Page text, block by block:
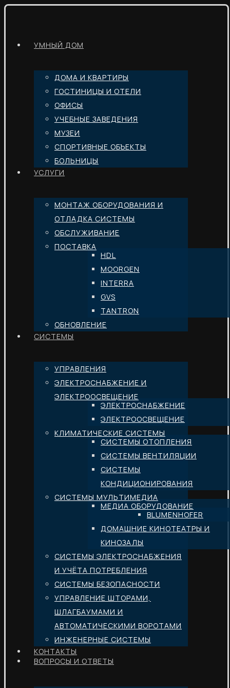
УМНЫЙ ДОМ
ДОМА И КВАРТИРЫ
ГОСТИНИЦЫ И ОТЕЛИ
ОФИСЫ
УЧЕБНЫЕ ЗАВЕДЕНИЯ
МУЗЕИ
СПОРТИВНЫЕ ОБЪЕКТЫ
БОЛЬНИЦЫ
УСЛУГИ
МОНТАЖ ОБОРУДОВАНИЯ И
ОТЛАДКА СИСТЕМЫ
ОБСЛУЖИВАНИЕ
ПОСТАВКА
HDL
MOORGEN
INTERRA
GVS
TANTRON
ОБНОВЛЕНИЕ
СИСТЕМЫ
УПРАВЛЕНИЯ
ЭЛЕКТРОСНАБЖЕНИЕ И
ЭЛЕКТРООСВЕЩЕНИЕ
ЭЛЕКТРОСНАБЖЕНИЕ
ЭЛЕКТРООСВЕЩЕНИЕ
КЛИМАТИЧЕСКИЕ СИСТЕМЫ
СИСТЕМЫ ОТОПЛЕНИЯ
СИСТЕМЫ ВЕНТИЛЯЦИИ
СИСТЕМЫ
КОНДИЦИОНИРОВАНИЯ
СИСТЕМЫ МУЛЬТИМЕДИА
МЕДИА ОБОРУДОВАНИЕ
BLUMENHOFER
ДОМАШНИЕ КИНОТЕАТРЫ И
КИНОЗАЛЫ
СИСТЕМЫ ЭЛЕКТРОСНАБЖЕНИЯ
И УЧЁТА ПОТРЕБЛЕНИЯ
СИСТЕМЫ БЕЗОПАСНОСТИ
УПРАВЛЕНИЕ ШТОРАМИ,
ШЛАГБАУМАМИ И
АВТОМАТИЧЕСКИМИ ВОРОТАМИ
ИНЖЕНЕРНЫЕ СИСТЕМЫ
КОНТАКТЫ
ВОПРОСЫ И ОТВЕТЫ